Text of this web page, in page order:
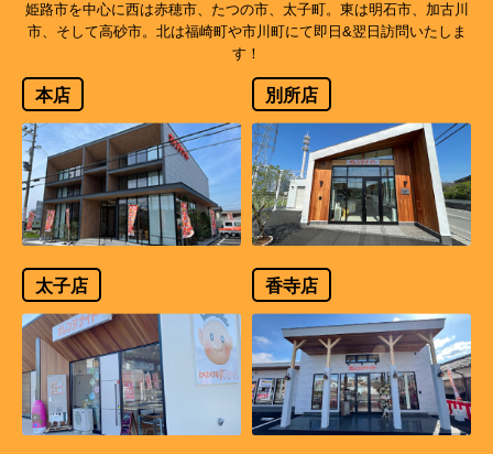
姫路市を中心に西は赤穂市、たつの市、太子町。東は明石市、加古川
市、そして高砂市。北は福崎町や市川町にて即日&翌日訪問いたしま
す！
本店 別所店
太子店 香寺店